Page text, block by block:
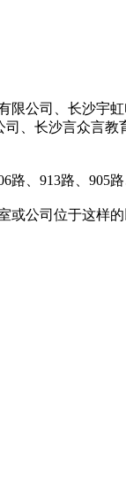
公司、长沙宇
、长沙言众言
、913路、905
公司位于这样